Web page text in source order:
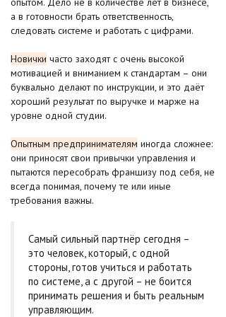
а в готовности брать ответственность,
следовать системе и работать с цифрами.
Новички часто заходят с очень высокой
мотивацией и вниманием к стандартам – они
буквально делают по инструкции, и это даёт
хороший результат по выручке и марже на
уровне одной студии.
Опытным предпринимателям иногда сложнее:
они приносят свои привычки управления и
пытаются пересобрать франшизу под себя, не
всегда понимая, почему те или иные
требования важны.
Самый сильный партнёр сегодня –
это человек, который, с одной
стороны, готов учиться и работать
по системе, а с другой – не боится
принимать решения и быть реальным
управляющим.